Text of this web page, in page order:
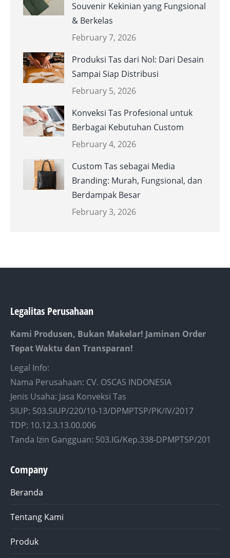
Souvenir Kekinian yang Fungsional
& Berkelas
February 7, 2026
Produksi Tas dari Nol: Dari Desain
Sampai Siap Distribusi
February 5, 2026
Konveksi Tas Profesional untuk
Berbagai Kebutuhan Custom
February 4, 2026
Custom Tas sebagai Media
Branding: Murah, Fungsional, dan
Berdampak Besar
February 3, 2026
Legalitas Perusahaan
Kami Produsen, Bukan Makelar! Jaminan Order
Tepat Waktu dan Transparan!
Legal Info:
Nama Perusahaan: CV. OSCAS INDONESIA
Jenis Usaha: Jasa Konveksi Tas
SIUP: 503.SIUP/220/10-13/DPMPTSP/PK/IV/2017
TDP: 10.12.3.13.00.006
Tanda Izin Gangguan: 503.IG/Kep.338-DPMPTSP/201
Company
Beranda
Tentang Kami
Produk